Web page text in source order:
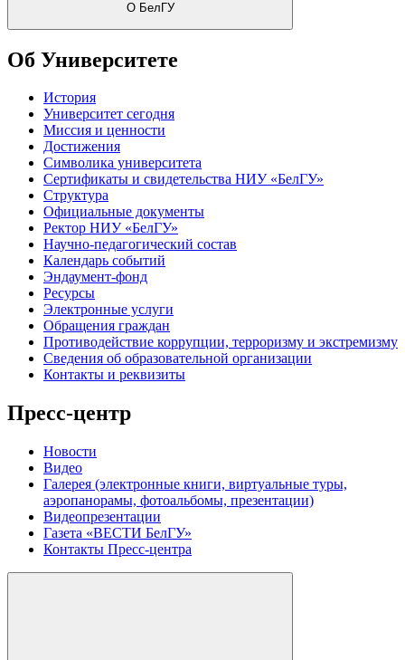
О БелГУ
Об Университете
История
Университет сегодня
Миссия и ценности
Достижения
Символика университета
Сертификаты и свидетельства НИУ «БелГУ»
Структура
Официальные документы
Ректор НИУ «БелГУ»
Научно-педагогический состав
Календарь событий
Эндаумент-фонд
Ресурсы
Электронные услуги
Обращения граждан
Противодействие коррупции, терроризму и экстремизму
Сведения об образовательной организации
Контакты и реквизиты
Пресс-центр
Новости
Видео
Галерея (электронные книги, виртуальные туры,
аэропанорамы, фотоальбомы, презентации)
Видеопрезентации
Газета «ВЕСТИ БелГУ»
Контакты Пресс-центра